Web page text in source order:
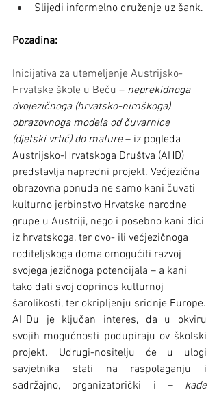
Slijedi informelno druženje uz šank.
Pozadina:
Inicijativa za utemeljenje Austrijsko-
Hrvatske škole u Beču – neprekidnoga
dvojezičnoga (hrvatsko-nimškoga)
obrazovnoga modela od čuvarnice
(djetski vrtić) do mature – iz pogleda
Austrijsko-Hrvatskoga Društva (AHD)
predstavlja napredni projekt. Većjezična
obrazovna ponuda ne samo kani čuvati
kulturno jerbinstvo Hrvatske narodne
grupe u Austriji, nego i posebno kani dici
iz hrvatskoga, ter dvo- ili većjezičnoga
roditeljskoga doma omogućiti razvoj
svojega jezičnoga potencijala – a kani
tako dati svoj doprinos kulturnoj
šarolikosti, ter okripljenju sridnje Europe.
AHDu je ključan interes, da u okviru
svojih mogućnosti podupiraju ov školski
projekt. Udrugi-nositelju će u ulogi
savjetnika stati na raspolaganju i
sadržajno, organizatorički i – kade